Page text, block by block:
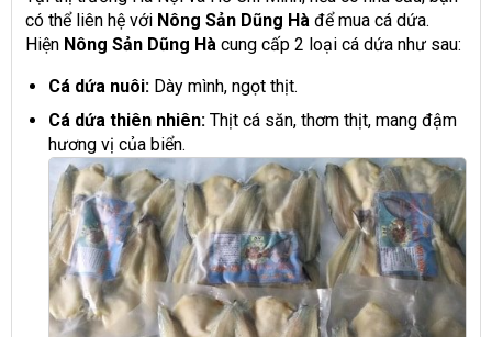
có thể liên hệ với Nông Sản Dũng Hà để mua cá dứa.
Hiện Nông Sản Dũng Hà cung cấp 2 loại cá dứa như sau:
Cá dứa nuôi:Dày mình, ngọt thịt.
Cá dứa thiên nhiên:Thịt cá săn, thơm thịt, mang đậm
hương vị của biển.